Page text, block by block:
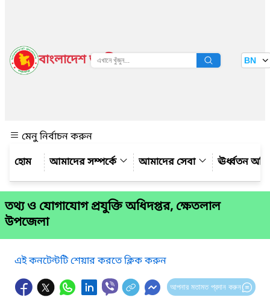
বাংলাদেশ জাতীয় তথ্য বাতায়ন BN
মেনু নির্বাচন করুন
আমাদের সম্পর্কে
আমাদের সেবা ঊর্ধ্বতন
তথ্য ও যোগাযোগ প্রযুক্তি অধিদপ্তর, ক্ষেতলাল
উপজেলা
এই কনটেন্টটি শেয়ার করতে ক্লিক করুন
আপনার মতামত প্রদান করুন